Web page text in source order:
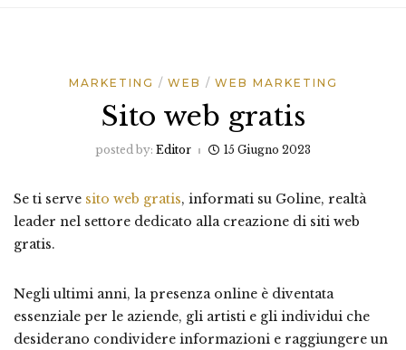
MARKETING WEB WEB MARKETING
Sito web gratis
posted by: Editor 15 Giugno 2023
Se ti serve sito web gratis, informati su Goline, realtà
leader nel settore dedicato alla creazione di siti web
gratis.
Negli ultimi anni, la presenza online è diventata
essenziale per le aziende, gli artisti e gli individui che
desiderano condividere informazioni e raggiungere un